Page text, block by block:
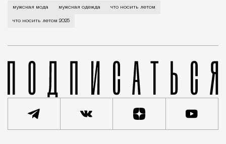
Пока все задавались вопросом, приемлемо ли
мужская мода мужская одежда что носить летом
что носить летом 2025